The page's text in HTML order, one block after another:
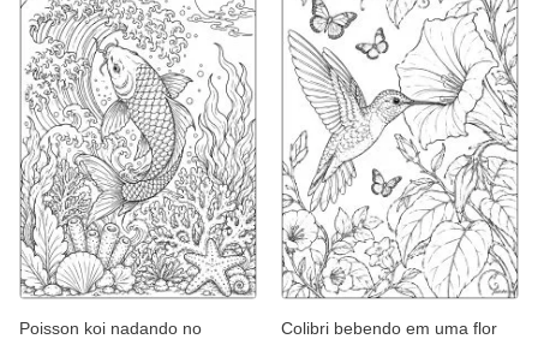
Poisson koi nadando no
Colibri bebendo em uma flor